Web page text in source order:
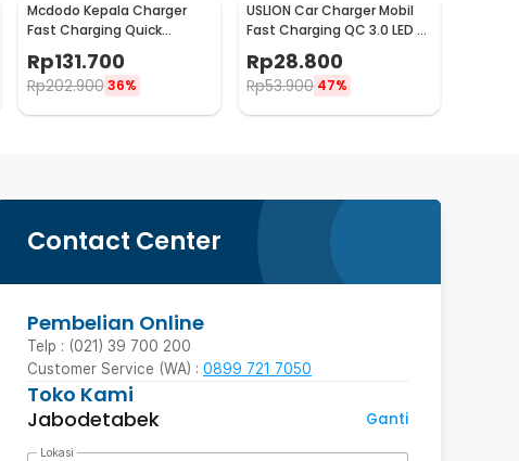
Mcdodo Kepala Charger
Fast Charging Quick
Charge Dual Port USB 33 W
- CH-092
Rp131.700
Rp202.900 36%
USLION Car Charger Mobil
Fast Charging QC 3.0 LED 5
USB Port A 15A 18W - BK-359
Rp28.800
Rp53.900 47%
Contact Center
Pembelian Online
Telp : (021) 39 700 200
Customer Service (WA) : 0899 721 7050
Toko Kami
Jabodetabek
Ganti
Lokasi